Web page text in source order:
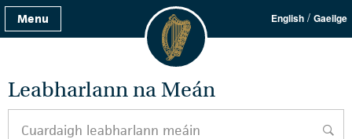
Menu English / Gaeilge
Leabharlann na Meán